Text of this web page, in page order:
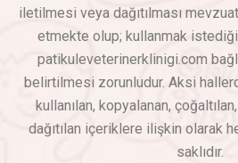
iletilmesi veya dağıtılması
etmekte olup; kullanmak
patikuleveterinerklinigi.com
belirtilmesi zorunludur. Aksi
kullanılan, kopyalanan,
dağıtılan içeriklere ilişkin olarak
saklıdır.